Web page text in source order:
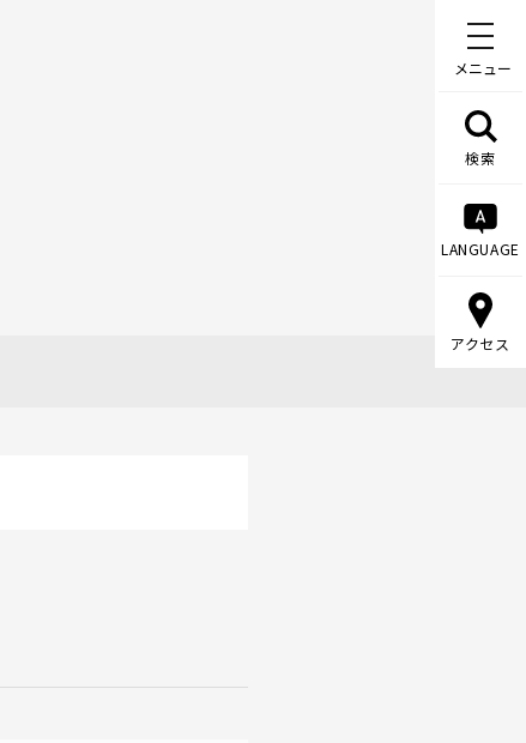
メニュー
検索
LANGUAGE
アクセス